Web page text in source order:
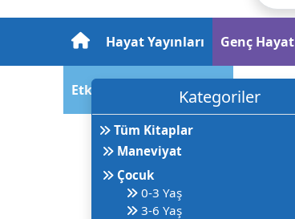
Hayat Yayınları Genç Hayat
Etkinlik ve Fuar Takvimi
Kategoriler
Tüm Kitaplar
Maneviyat
Çocuk
0-3 Yaş
3-6 Yaş